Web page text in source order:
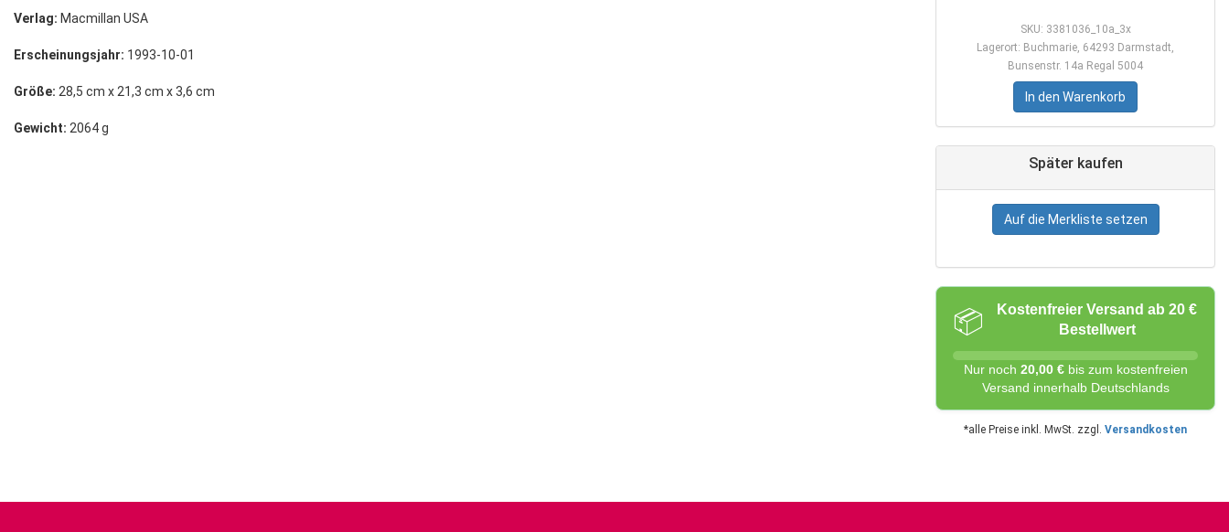
SKU: 3381036_10a_3x
Lagerort: Buchmarie, 64293 Darmstadt,
Bunsenstr. 14a Regal 5004
In den Warenkorb
Später kaufen
Auf die Merkliste setzen
📦
Kostenfreier Versand ab 20 €
Bestellwert
Nur noch 20,00 €bis zum kostenfreien
Versand innerhalb Deutschlands
*alle Preise inkl. MwSt. zzgl. Versandkosten
Verlag: Macmillan USA
Erscheinungsjahr: 1993-10-01
Größe: 28,5 cm x 21,3 cm x 3,6 cm
Gewicht: 2064 g